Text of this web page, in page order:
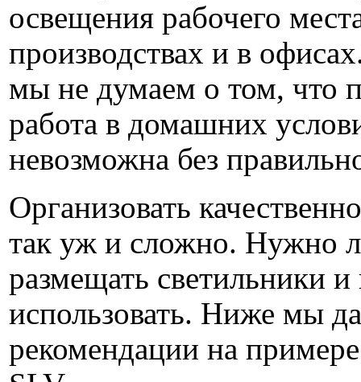
освещения рабочего
производствах и в
мы не думаем о том, что
работа в домашних
невозможна без
Организовать
так уж и сложно. Нужно
размещать светильники
использовать. Ниже мы
рекомендации на